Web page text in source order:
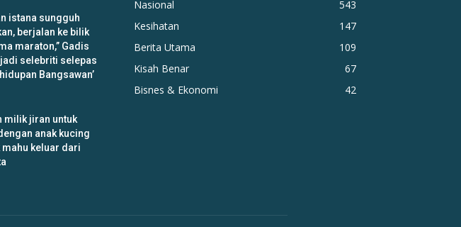
istana sungguh
berjalan ke bilik
maraton,” Gadis
selebriti selepas
Bangsawan’
milik jiran untuk
anak kucing
keluar dari
Nasional
543
Kesihatan
147
Berita Utama
109
Kisah Benar
67
Bisnes & Ekonomi
42